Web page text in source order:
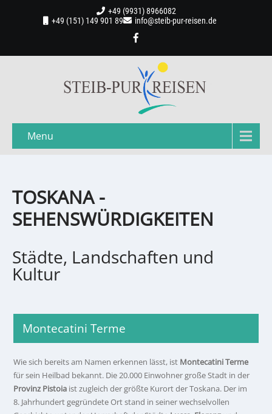
+49 (9931) 8966082
+49 (151) 149 901 89
info@steib-pur-reisen.de
Menu
TOSKANA -
SEHENSWÜRDIGKEITEN
Städte, Landschaften und
Kultur
Montecatini Terme
Wie sich bereits am Namen erkennen lässt, ist Montecatini Terme
für sein Heilbad bekannt. Die 20.000 Einwohner große Stadt in der
Provinz Pistoia ist zugleich der größte Kurort der Toskana. Der im
8. Jahrhundert gegründete Ort stand in seiner wechselvollen